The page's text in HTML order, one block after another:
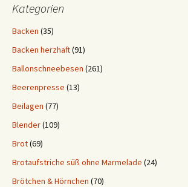
Kategorien
Backen (35)
Backen herzhaft(91)
Ballonschneebesen (261)
Beerenpresse (13)
Beilagen (77)
Blender(109)
Brot(69)
Brotaufstriche süß ohne Marmelade (24)
Brötchen & Hörnchen (70)